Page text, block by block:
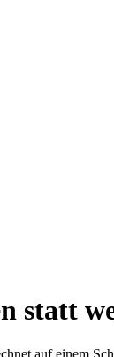
statt
auf einem